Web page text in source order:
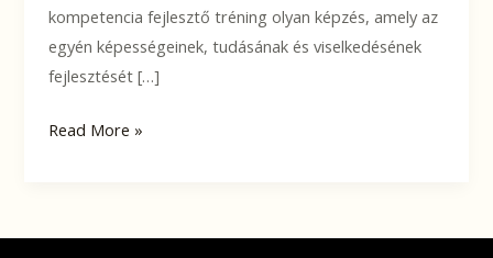
kompetencia fejlesztő tréning olyan képzés, amely az
egyén képességeinek, tudásának és viselkedésének
fejlesztését […]
Read More »